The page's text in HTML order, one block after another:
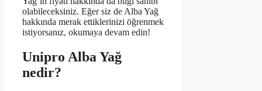
olabileceksiniz. Eğer siz de Alba Yağ
hakkında merak ettiklerinizi öğrenmek
istiyorsanız, okumaya devam edin!
Unipro Alba Yağ
nedir?